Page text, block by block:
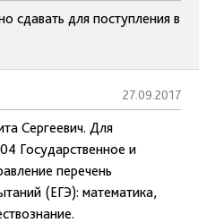
сдавать для поступления в
27.09.2017
Сергеевич. Для
Государственное и
перечень
(ЕГЭ): математика,